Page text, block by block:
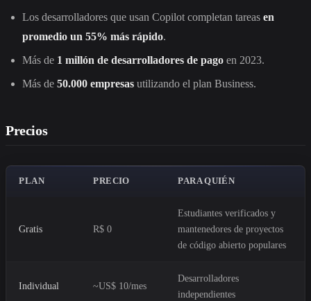
Los desarrolladores que usan Copilot completan tareas en
promedio un 55% más rápido.
Más de 1 millón de desarrolladores de pago en 2023.
Más de 50.000 empresas utilizando el plan Business.
Precios
PLAN PRECIO PARA QUIÉN
Gratis R$ 0
Estudiantes verificados y
mantenedores de proyectos
de código abierto populares
Individual ~US$ 10/mes
Desarrolladores
independientes